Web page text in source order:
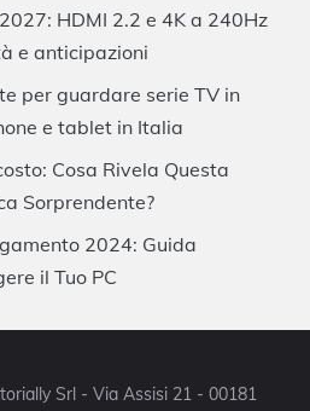
HDMI 2.2 e 4K a 240Hz
e anticipazioni
per guardare serie TV in
e tablet in Italia
Cosa Rivela Questa
Sorprendente?
2024: Guida
il Tuo PC
Srl - Via Assisi 21 - 00181